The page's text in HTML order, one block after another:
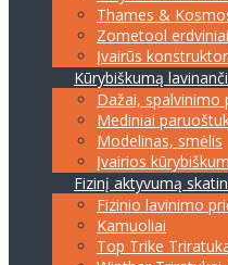
Thames &
Zometool
Įvairūs
Kūrybiškumą
Dažai, spalvinimo
Mediniai
Modelinas, smėlis
Įvairios
Fizinį aktyvumą
Fizinio lavinimo
Kamuoliai
Top Trike